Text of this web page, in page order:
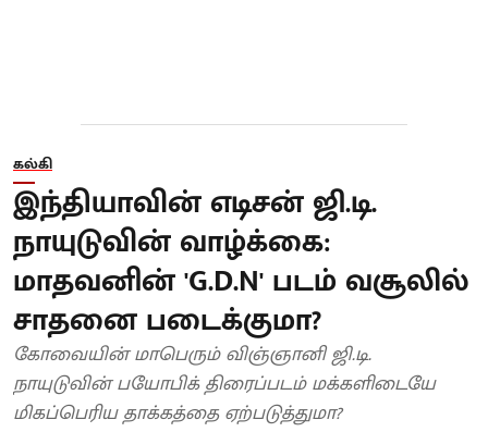
கல்கி
இந்தியாவின் எடிசன் ஜி.டி.
நாயுடுவின் வாழ்க்கை:
மாதவனின் 'G.D.N' படம் வசூலில்
சாதனை படைக்குமா?
கோவையின் மாபெரும் விஞ்ஞானி ஜி.டி.
நாயுடுவின் பயோபிக் திரைப்படம் மக்களிடையே
மிகப்பெரிய தாக்கத்தை ஏற்படுத்துமா?